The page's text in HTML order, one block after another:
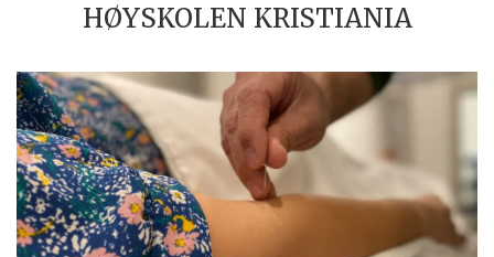
HØYSKOLEN KRISTIANIA